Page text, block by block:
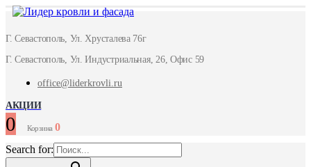
Г. Севастополь, Ул. Хрусталева 76г
Г. Севастополь, Ул. Индустриальная, 26, Офис 59
office@liderkrovli.ru
АКЦИИ
0 Корзина 0
Search for: